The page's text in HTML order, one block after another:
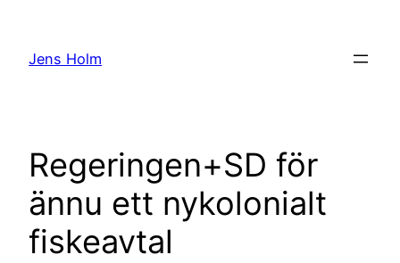
innehåll
Jens Holm
Regeringen+SD för
ännu ett nykolonialt
fiskeavtal